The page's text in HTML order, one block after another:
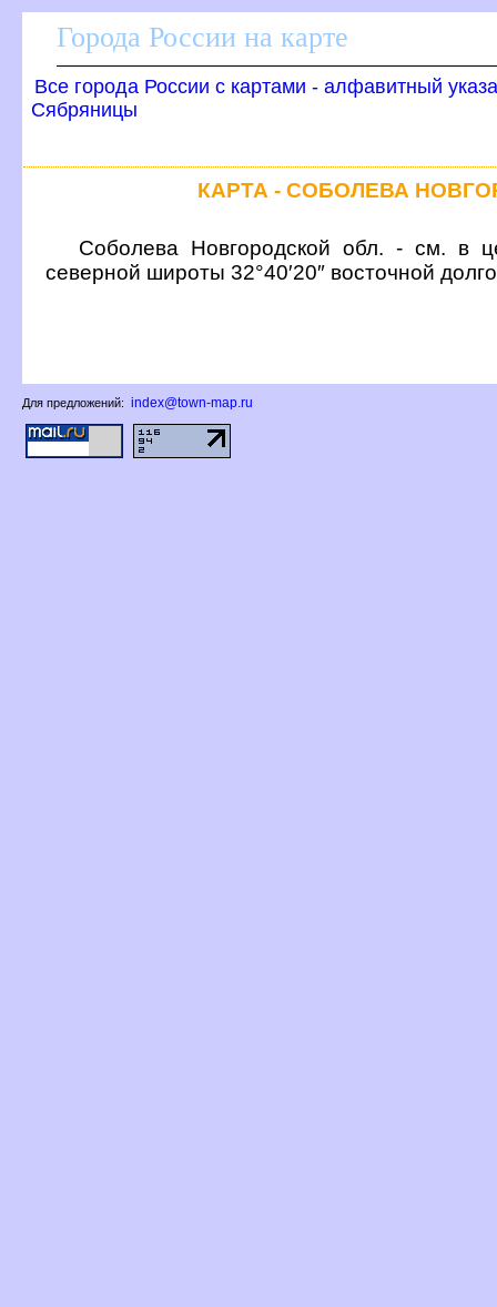
Города России на карте
се города России с картами - алфавитный
Сябряницы
КАРТА - СОБОЛЕВА
Соболева Новгородской обл. - см. в
северной широты 32°40′20″ восточной
Для предложений: index@town-map.ru